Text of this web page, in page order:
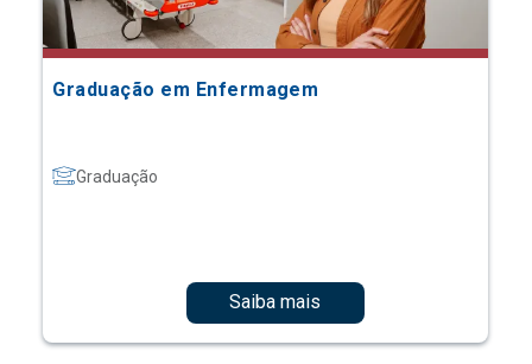
Graduação em Enfermagem
Graduação
Saiba mais